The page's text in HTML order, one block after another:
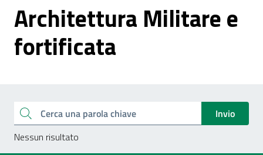
Architettura Militare e
fortificata
Esplora tutti i documenti
Cerca una parola chiave
Invio
Nessun risultato